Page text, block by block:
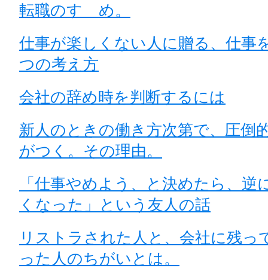
転職のすゝめ。
仕事が楽しくない人に贈る、仕事
つの考え方
会社の辞め時を判断するには
新人のときの働き方次第で、圧倒
がつく。その理由。
「仕事やめよう、と決めたら、逆
くなった」という友人の話
リストラされた人と、会社に残っ
った人のちがいとは。